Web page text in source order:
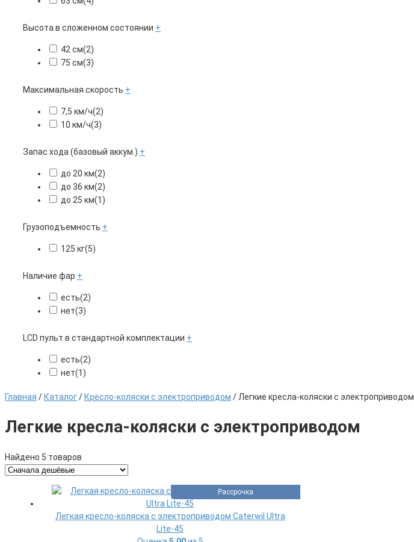
Высота в сложенном состоянии +
42 см(2)
75 см(3)
Максимальная скорость +
7,5 км/ч(2)
10 км/ч(3)
Запас хода (базовый аккум.) +
до 20 км(2)
до 36 км(2)
до 25 км(1)
Грузоподъемность +
125 кг(5)
Наличие фар +
есть(2)
нет(3)
LCD пульт в стандартной комплектации +
есть(2)
нет(1)
Главная / Каталог/ Кресло-коляски с электроприводом / Легкие кресла-коляски с электроприводом
Легкие кресла-коляски с электроприводом
Найдено 5 товаров
Легкая кресло-коляска с электроприводом Caterwil Ultra
Lite-45
Рассрочка